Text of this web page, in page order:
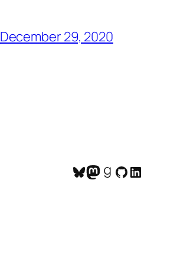
December 29, 2020
Bluesky
Mastodon
Goodreads
GitHub